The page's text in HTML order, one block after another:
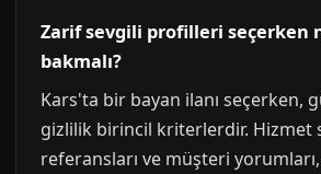
Zarif sevgili profilleri seçerken
bakmalı?
Kars'ta bir bayan ilanı seçerken,
gizlilik birincil kriterlerdir. Hizmet
referansları ve müşteri